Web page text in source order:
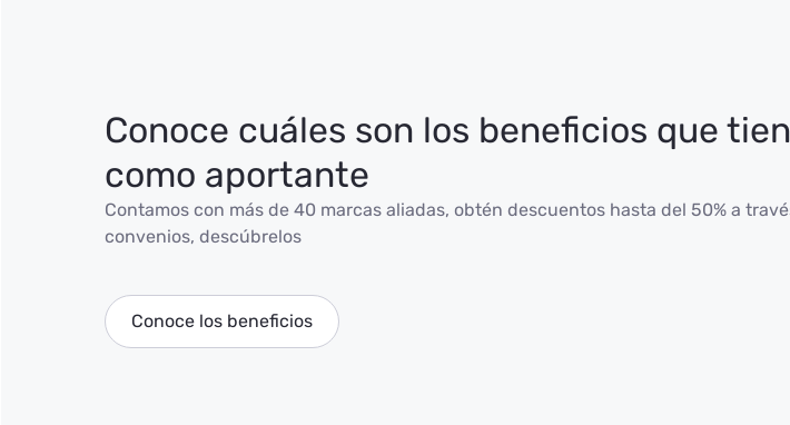
Conoce cuáles son los beneficios que
como aportante
Contamos con más de 40 marcas aliadas, obtén descuentos hasta del 50% a
convenios, descúbrelos
Conoce los beneficios